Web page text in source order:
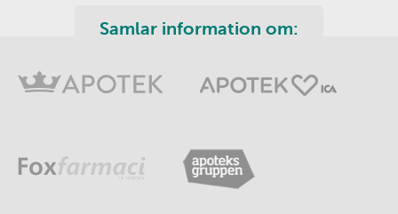
Samlar information om: